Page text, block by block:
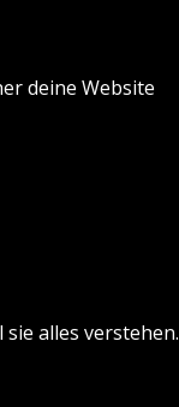
deine Website
alles verstehen.